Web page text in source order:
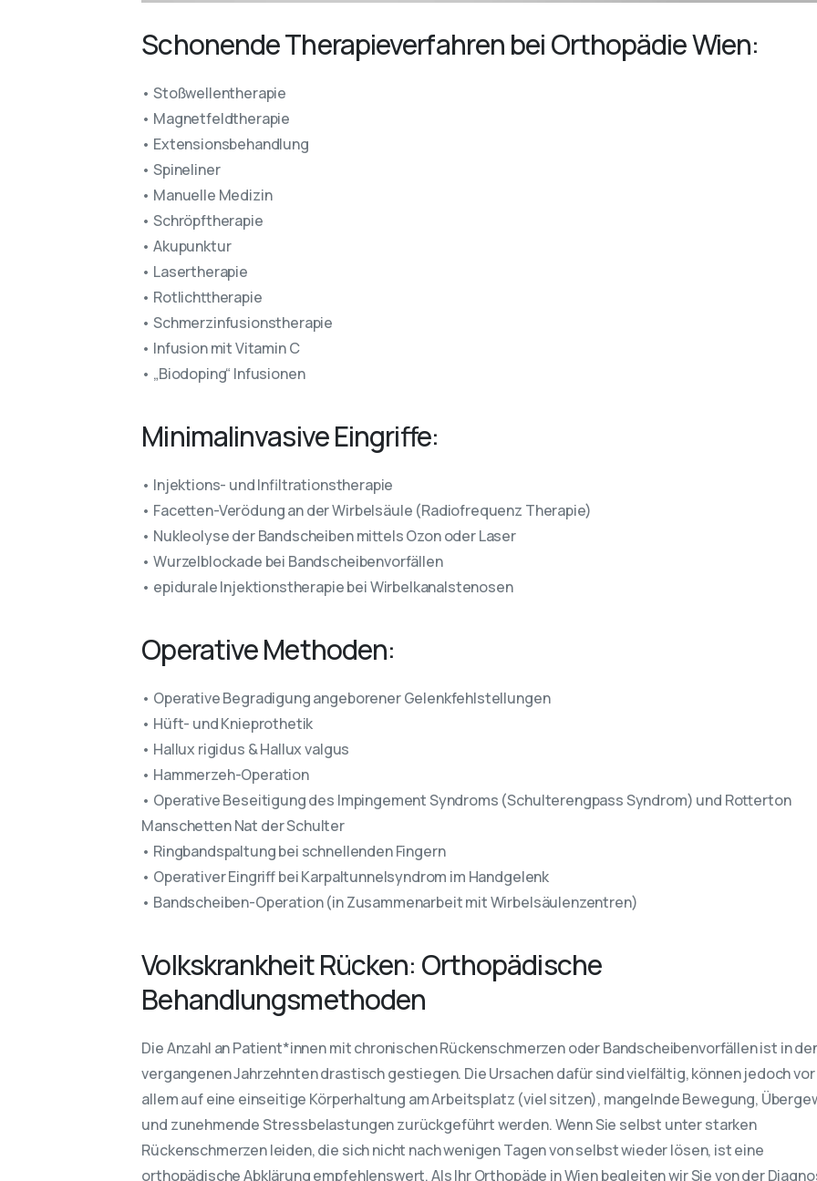
Schonende Therapieverfahren bei Orthopädie Wien:
• Stoßwellentherapie
• Magnetfeldtherapie
• Extensionsbehandlung
• Spineliner
• Manuelle Medizin
• Schröpftherapie
• Akupunktur
• Lasertherapie
• Rotlichttherapie
• Schmerzinfusionstherapie
• Infusion mit Vitamin C
• „Biodoping“ Infusionen
Minimalinvasive Eingriffe:
• Injektions- und Infiltrationstherapie
• Facetten-Verödung an der Wirbelsäule (Radiofrequenz Therapie)
• Nukleolyse der Bandscheiben mittels Ozon oder Laser
• Wurzelblockade bei Bandscheibenvorfällen
• epidurale Injektionstherapie bei Wirbelkanalstenosen
Operative Methoden:
• Operative Begradigung angeborener Gelenkfehlstellungen
• Hüft- und Knieprothetik
• Hallux rigidus & Hallux valgus
• Hammerzeh-Operation
• Operative Beseitigung des Impingement Syndroms (Schulterengpass Syndrom) und Rotterton
Manschetten Nat der Schulter
• Ringbandspaltung bei schnellenden Fingern
• Operativer Eingriff bei Karpaltunnelsyndrom im Handgelenk
• Bandscheiben-Operation (in Zusammenarbeit mit Wirbelsäulenzentren)
Volkskrankheit Rücken: Orthopädische
Behandlungsmethoden
Die Anzahl an Patient*innen mit chronischen Rückenschmerzen oder Bandscheibenvorfällen ist in
vergangenen Jahrzehnten drastisch gestiegen. Die Ursachen dafür sind vielfältig, können jedoch vor
allem auf eine einseitige Körperhaltung am Arbeitsplatz (viel sitzen), mangelnde Bewegung,
und zunehmende Stressbelastungen zurückgeführt werden. Wenn Sie selbst unter starken
Rückenschmerzen leiden, die sich nicht nach wenigen Tagen von selbst wieder lösen, ist eine
orthopädische Abklärung empfehlenswert. Als Ihr Orthopäde in Wien begleiten wir Sie von der